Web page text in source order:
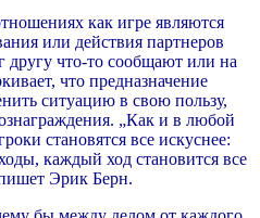
как игре являются
или действия партнеров
другу что-то сообщают или на
что предназначение
ситуацию в свою пользу,
„Как и в любой
становятся все искуснее:
каждый ход становится все
Эрик Берн.